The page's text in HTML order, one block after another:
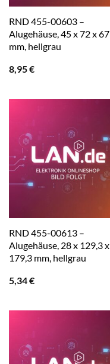
RND 455-00603 –
Alugehäuse, 45 x 72 x 67
mm, hellgrau
8,95€
RND 455-00613 –
Alugehäuse, 28 x 129,3 x
179,3 mm, hellgrau
5,34€